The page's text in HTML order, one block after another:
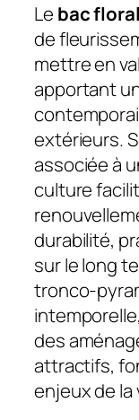
Le bac
de
mettre en
apportant
extérieurs.
associée à
culture
durabilité,
sur le long
tronco-
des
attractifs,
enjeux de la